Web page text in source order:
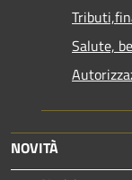
Salute,
NOVITÀ